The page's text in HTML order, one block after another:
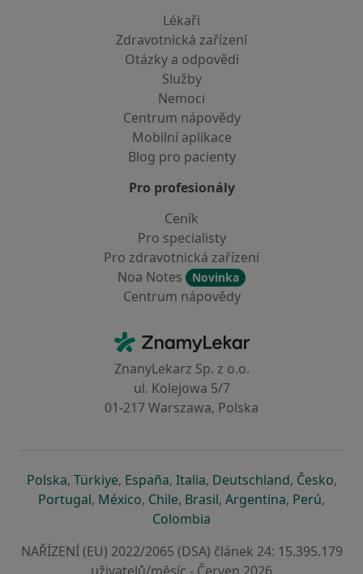
Lékaři
Zdravotnická zařízení
Otázky a odpovědi
Služby
Nemoci
Centrum nápovědy
Mobilní aplikace
Blog pro pacienty
Pro profesionály
Ceník
Pro specialisty
Pro zdravotnická zařízení
Noa Notes
Novinka
Centrum nápovědy
ZnamyLekar - Hlavní stránka
ZnanyLekarz Sp. z o.o.
ul. Kolejowa 5/7
01-217 Warszawa, Polska
Polskase otevře v nové záložce
, Türkiyese otevře v nové záložce
, Españase otevře v nové záložce
, Italiase otevře v nové záložce
, Deutschlandse otevře v
, Českose
,
Portugalse otevře v nové záložce
, Méxicose otevře v nové záložce
, Chilese otevře v nové záložce
, Brasilse otevře v nové
, Argentinase otevře v
, Perúse
,
Colombia
NAŘÍZENÍ (EU) 2022/2065 (DSA) článek 24: 15.395.179